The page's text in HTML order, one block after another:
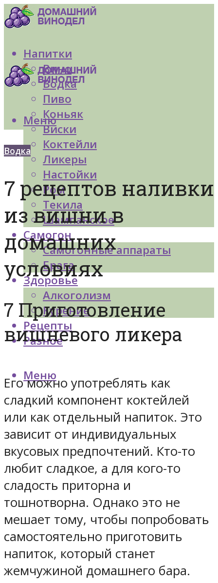
Напитки
Вино
Водка
Пиво
Коньяк
Виски
Коктейли
Ликеры
Настойки
Ром
Текила
Шампанское
Самогон
Самогонные аппараты
Брага
Здоровье
Алкоголизм
Курение
Рецепты
Разное
Меню
Меню
Водка
7 рецептов наливки
из вишни в
домашних
условиях
7 Приготовление
вишневого ликера
Его можно употреблять как
сладкий компонент коктейлей
или как отдельный напиток. Это
зависит от индивидуальных
вкусовых предпочтений. Кто-то
любит сладкое, а для кого-то
сладость приторна и
тошнотворна. Однако это не
мешает тому, чтобы попробовать
самостоятельно приготовить
напиток, который станет
жемчужиной домашнего бара.